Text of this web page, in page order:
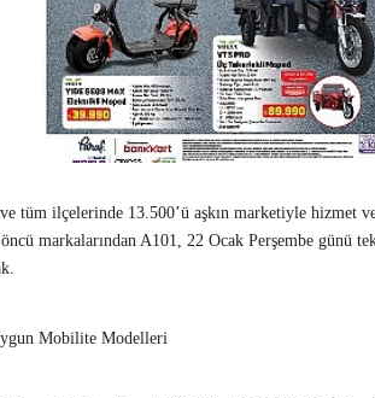
tüm ilçelerinde 13.500’ü aşkın marketiyle hizmet
markalarından A101, 22 Ocak Perşembe günü
Mobilite Modelleri